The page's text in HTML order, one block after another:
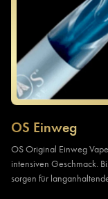
OS Einweg
OS Original Einweg
intensiven Geschmack.
sorgen für